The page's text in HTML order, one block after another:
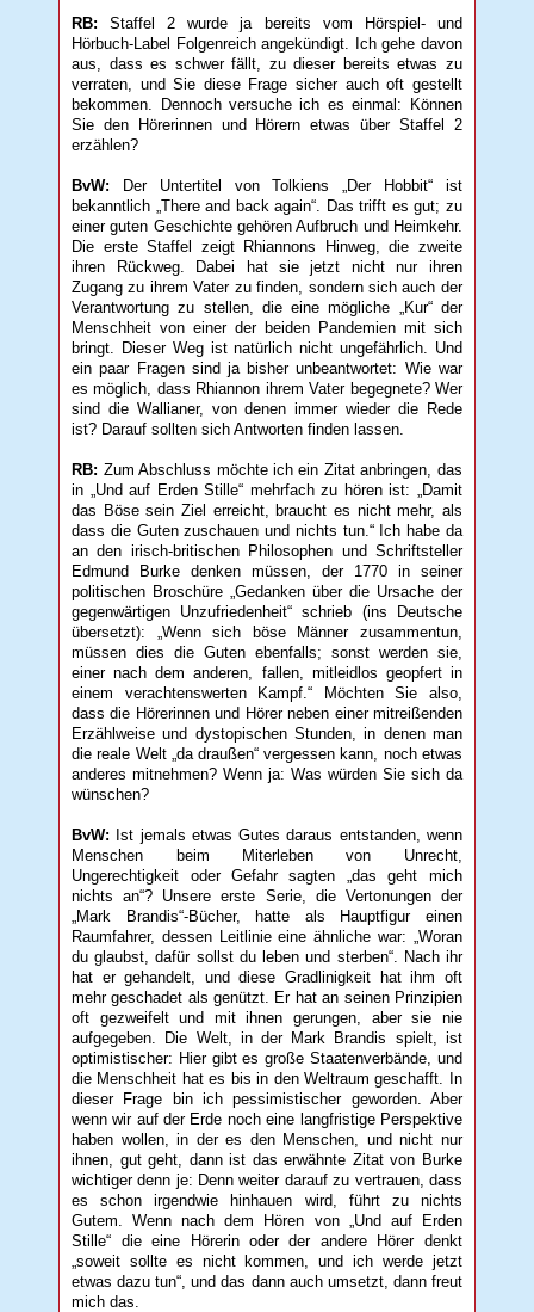
RB:Staffel 2 wurde ja bereits vom Hörspiel- und
Hörbuch-Label Folgenreich angekündigt. Ich gehe davon
aus, dass es schwer fällt, zu dieser bereits etwas zu
verraten, und Sie diese Frage sicher auch oft gestellt
bekommen. Dennoch versuche ich es einmal: Können
Sie den Hörerinnen und Hörern etwas über Staffel 2
erzählen?
BvW: Der Untertitel von Tolkiens „Der Hobbit“ ist
bekanntlich „There and back again“. Das trifft es gut; zu
einer guten Geschichte gehören Aufbruch und Heimkehr.
Die erste Staffel zeigt Rhiannons Hinweg, die zweite
ihren Rückweg. Dabei hat sie jetzt nicht nur ihren
Zugang zu ihrem Vater zu finden, sondern sich auch der
Verantwortung zu stellen, die eine mögliche „Kur“ der
Menschheit von einer der beiden Pandemien mit sich
bringt. Dieser Weg ist natürlich nicht ungefährlich. Und
ein paar Fragen sind ja bisher unbeantwortet: Wie war
es möglich, dass Rhiannon ihrem Vater begegnete? Wer
sind die Wallianer, von denen immer wieder die Rede
ist? Darauf sollten sich Antworten finden lassen.
RB: Zum Abschluss möchte ich ein Zitat anbringen, das
in „Und auf Erden Stille“ mehrfach zu hören ist: „Damit
das Böse sein Ziel erreicht, braucht es nicht mehr, als
dass die Guten zuschauen und nichts tun.“ Ich habe da
an den irisch-britischen Philosophen und Schriftsteller
Edmund Burke denken müssen, der 1770 in seiner
politischen Broschüre „Gedanken über die Ursache der
gegenwärtigen Unzufriedenheit“ schrieb (ins Deutsche
übersetzt): „Wenn sich böse Männer zusammentun,
müssen dies die Guten ebenfalls; sonst werden sie,
einer nach dem anderen, fallen, mitleidlos geopfert in
einem verachtenswerten Kampf.“ Möchten Sie also,
dass die Hörerinnen und Hörer neben einer mitreißenden
Erzählweise und dystopischen Stunden, in denen man
die reale Welt „da draußen“ vergessen kann, noch etwas
anderes mitnehmen? Wenn ja: Was würden Sie sich da
wünschen?
BvW: Ist jemals etwas Gutes daraus entstanden, wenn
Menschen beim Miterleben von Unrecht,
Ungerechtigkeit oder Gefahr sagten „das geht mich
nichts an“? Unsere erste Serie, die Vertonungen der
„Mark Brandis“-Bücher, hatte als Hauptfigur einen
Raumfahrer, dessen Leitlinie eine ähnliche war: „Woran
du glaubst, dafür sollst du leben und sterben“. Nach ihr
hat er gehandelt, und diese Gradlinigkeit hat ihm oft
mehr geschadet als genützt. Er hat an seinen Prinzipien
oft gezweifelt und mit ihnen gerungen, aber sie nie
aufgegeben. Die Welt, in der Mark Brandis spielt, ist
optimistischer: Hier gibt es große Staatenverbände, und
die Menschheit hat es bis in den Weltraum geschafft. In
dieser Frage bin ich pessimistischer geworden. Aber
wenn wir auf der Erde noch eine langfristige Perspektive
haben wollen, in der es den Menschen, und nicht nur
ihnen, gut geht, dann ist das erwähnte Zitat von Burke
wichtiger denn je: Denn weiter darauf zu vertrauen, dass
es schon irgendwie hinhauen wird, führt zu nichts
Gutem. Wenn nach dem Hören von „Und auf Erden
Stille“ die eine Hörerin oder der andere Hörer denkt
„soweit sollte es nicht kommen, und ich werde jetzt
etwas dazu tun“, und das dann auch umsetzt, dann freut
mich das.